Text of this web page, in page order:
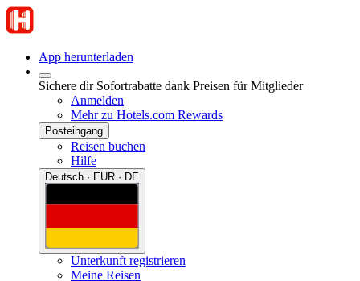
App herunterladen
Sichere dir Sofortrabatte dank Preisen für Mitglieder
Anmelden
Mehr zu Hotels.com Rewards
Posteingang
Reisen buchen
Hilfe
Deutsch · EUR · DE
Unterkunft registrieren
Meine Reisen